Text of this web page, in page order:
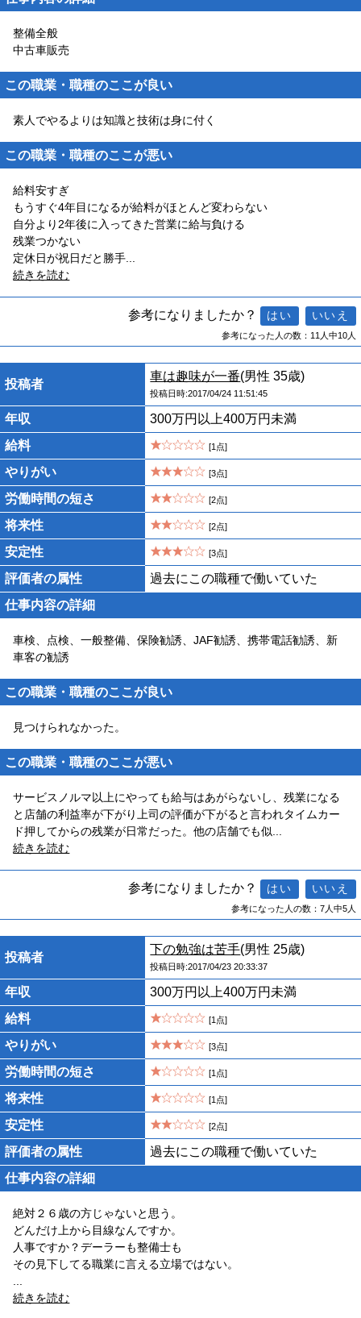
整備全般
中古車販売
この職業・職種のここが良い
素人でやるよりは知識と技術は身に付く
この職業・職種のここが悪い
給料安すぎ
もうすぐ4年目になるが給料がほとんど変わらない
自分より2年後に入ってきた営業に給与負ける
残業つかない
定休日が祝日だと勝手
続きを読む
参考になりましたか？
参考になった人の数：11人中10人
投稿者
車は趣味が一番(男性 35歳)
投稿日時:2017/04/24 11:51:45
年収
300万円以上400万円未満
給料
[1点]
やりがい [3点]
労働時間の短さ [2点]
将来性 [2点]
安定性 [3点]
評価者の属性
過去にこの職種で働いていた
仕事内容の詳細
車検、点検、一般整備、保険勧誘、JAF勧誘、携帯電話勧誘、新
車客の勧誘
この職業・職種のここが良い
見つけられなかった。
この職業・職種のここが悪い
サービスノルマ以上にやっても給与はあがらないし、残業になる
と店舗の利益率が下がり上司の評価が下がると言われタイムカー
ド押してからの残業が日常だった。他の店舗でも似
続きを読む
参考になりましたか？
参考になった人の数：7人中5人
投稿者
下の勉強は苦手(男性 25歳)
投稿日時:2017/04/23 20:33:37
年収
300万円以上400万円未満
給料
[1点]
やりがい [3点]
労働時間の短さ [1点]
将来性 [1点]
安定性 [2点]
評価者の属性
過去にこの職種で働いていた
仕事内容の詳細
絶対２６歳の方じゃないと思う。
どんだけ上から目線なんですか。
人事ですか？デーラーも整備士も
その見下してる職業に言える立場ではない。
続きを読む